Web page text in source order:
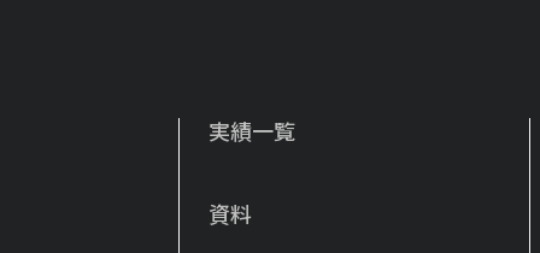
実績一覧
資料